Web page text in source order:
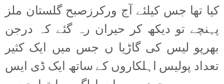
کیا تھا جس کیلئے آج ورکرزصبح گلستان ملز
پہنچے تو دیکھ کر حیران رہ گئے کہ درجن
بھرپو لیس کی گاڑیا ں جس میں ایک کثیر
تعداد پولیس اہلکاروں کے ساتھ ایک ڈی ایس